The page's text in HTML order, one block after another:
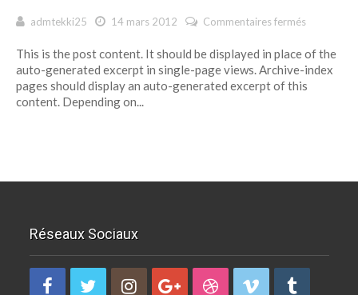
admtekki25 14 mars 2012 Commentaires fermés
Excerpt
This is the post content. It should be displayed in place of the
auto-generated excerpt in single-page views. Archive-index
pages should display an auto-generated excerpt of this
content. Depending on...
Réseaux Sociaux